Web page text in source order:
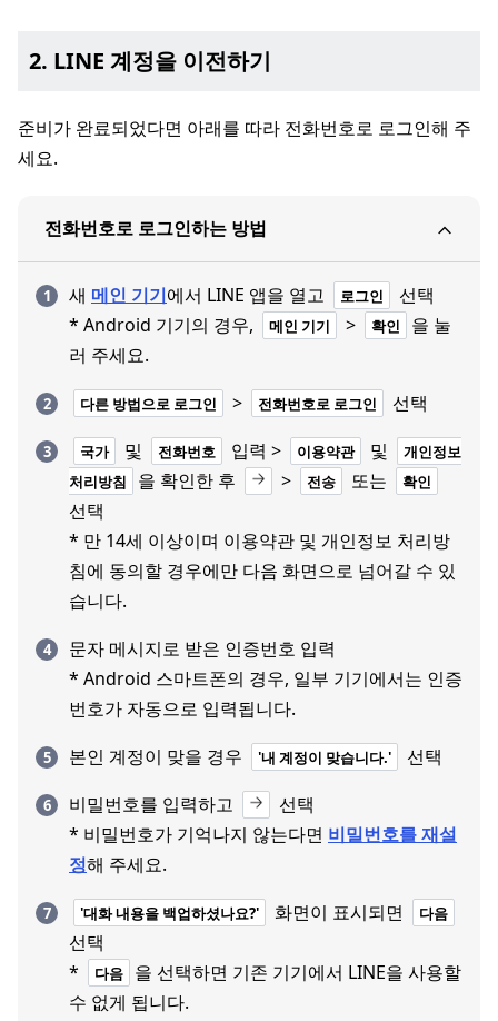
2. LINE 계정을 이전하기
준비가 완료되었다면 아래를 따라 전화번호로 로그인해 주
세요.
전화번호로 로그인하는 방법
새 메인 기기에서 LINE 앱을 열고 로그인
선택
* Android 기기의 경우,
메인 기기 > 확인
을 눌
러 주세요.
다른 방법으로 로그인 > 전화번호로 로그인 선택
국가 및 전화번호 입력 > 이용약관 및
개인정보
처리방침
을 확인한 후 > 전송 또는 확인
선택
* 만 14세 이상이며 이용약관 및 개인정보 처리방
침에 동의할 경우에만 다음 화면으로 넘어갈 수 있
습니다.
문자 메시지로 받은 인증번호 입력
* Android 스마트폰의 경우, 일부 기기에서는 인증
번호가 자동으로 입력됩니다.
본인 계정이 맞을 경우
'내 계정이 맞습니다.'
선택
비밀번호를 입력하고
선택
* 비밀번호가 기억나지 않는다면 비밀번호를 재설
정해 주세요.
'대화 내용을 백업하셨나요?' 화면이 표시되면 다음
선택
*
다음
을 선택하면 기존 기기에서 LINE을 사용할
수 없게 됩니다.